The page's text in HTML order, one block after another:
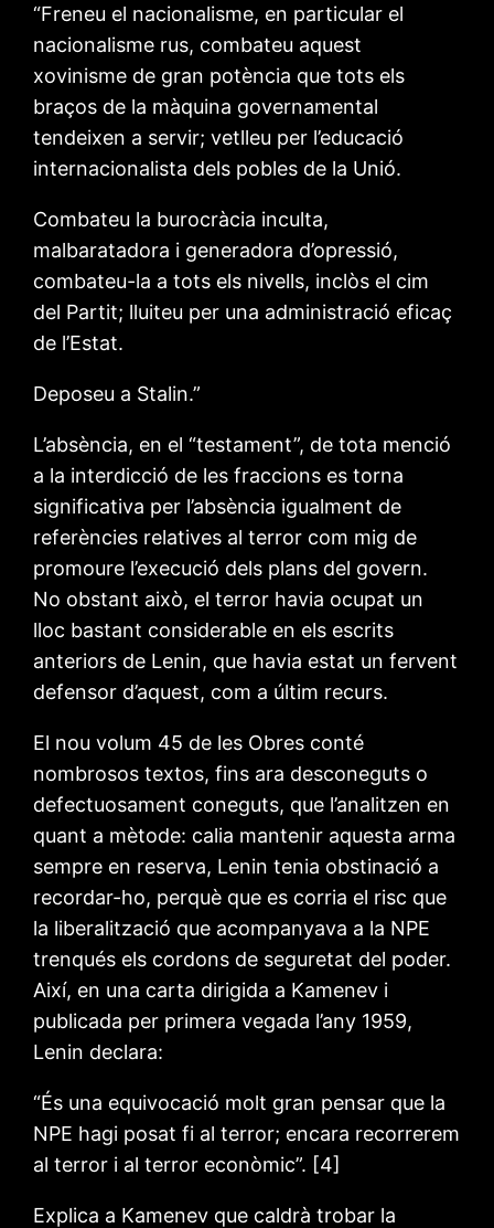
“Freneu el nacionalisme, en particular el
nacionalisme rus, combateu aquest
xovinisme de gran potència que tots els
braços de la màquina governamental
tendeixen a servir; vetlleu per l’educació
internacionalista dels pobles de la Unió.
Combateu la burocràcia inculta,
malbaratadora i generadora d’opressió,
combateu-la a tots els nivells, inclòs el cim
del Partit; lluiteu per una administració eficaç
de l’Estat.
Deposeu a Stalin.”
L’absència, en el “testament”, de tota menció
a la interdicció de les fraccions es torna
significativa per l’absència igualment de
referències relatives al terror com mig de
promoure l’execució dels plans del govern.
No obstant això, el terror havia ocupat un
lloc bastant considerable en els escrits
anteriors de Lenin, que havia estat un fervent
defensor d’aquest, com a últim recurs.
El nou volum 45 de les Obres conté
nombrosos textos, fins ara desconeguts o
defectuosament coneguts, que l’analitzen en
quant a mètode: calia mantenir aquesta arma
sempre en reserva, Lenin tenia obstinació a
recordar-ho, perquè que es corria el risc que
la liberalització que acompanyava a la NPE
trenqués els cordons de seguretat del poder.
Així, en una carta dirigida a Kamenev i
publicada per primera vegada l’any 1959,
Lenin declara:
“És una equivocació molt gran pensar que la
NPE hagi posat fi al terror; encara recorrerem
al terror i al terror econòmic”. [4]
Explica a Kamenev que caldrà trobar la